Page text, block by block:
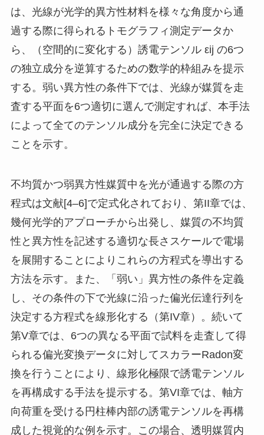
は、光線が光学的異方性材料を様々な角度から通
過する際に得られるトモグラフィ測定データか
ら、（空間的に変化する）誘電テンソル εij の6つ
の独立成分を逆算するための数学的枠組みを提示
する。弱い異方性の条件下では、光線が媒質を走
査する平面を6つ適切に選んで測定すれば、本手法
によって全てのテンソル成分を完全に決定できる
ことを示す。
不均質かつ弱異方性媒質中を光が通過する際の方
程式は文献[4–6]で定式化されており、第II章では、
幾何光学的アプローチから出発し、媒質の不均質
性と異方性を記述する適切な長さスケールで電場
を展開することによりこれらの方程式を導出する
方法を示す。また、「弱い」異方性の条件を定義
し、その条件の下で光線に沿った偏光伝達行列を
決定する方程式を線形化する（第IV章）。続いて
第V章では、6つの異なる平面で試料を走査して得
られる偏光変換データに対してスカラーRadon変
換を行うことにより、線形化極限で誘電テンソル
を再構成する手法を提示する。第VI章では、軸方
向荷重を受ける円柱棒内部の誘電テンソルを再構
成した視覚的な例を示す。この場合、透明媒質内